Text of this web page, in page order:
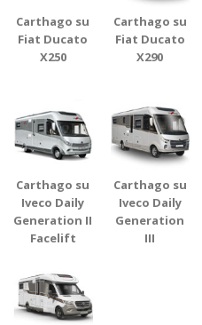
Carthago su
Fiat Ducato
X250
Carthago su
Fiat Ducato
X290
Carthago su
Iveco Daily
Generation II
Facelift
Carthago su
Iveco Daily
Generation
III